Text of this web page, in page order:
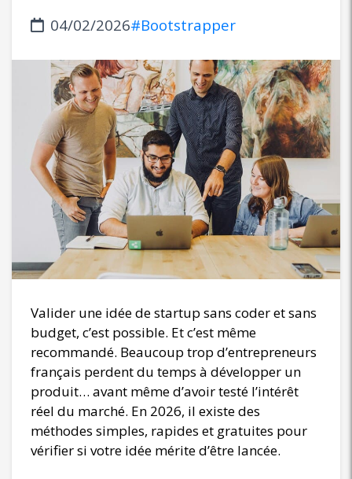
04/02/2026#Bootstrapper
Valider une idée de startup sans coder et sans
budget, c’est possible. Et c’est même
recommandé. Beaucoup trop d’entrepreneurs
français perdent du temps à développer un
produit… avant même d’avoir testé l’intérêt
réel du marché. En 2026, il existe des
méthodes simples, rapides et gratuites pour
vérifier si votre idée mérite d’être lancée.